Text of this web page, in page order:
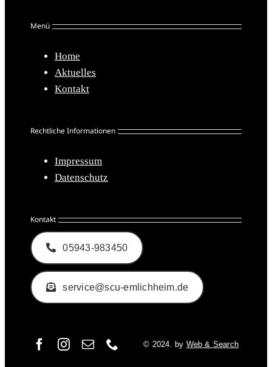
Menü
Home
Aktuelles
Kontakt
Rechtliche Informationen
Impressum
Datenschutz
Kontakt
05943-983450
service@scu-emlichheim.de
© 2024. by Web & Search